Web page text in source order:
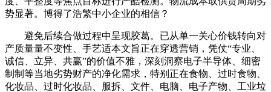
势显著。博得了浩繁中小企业的相信？
避免后续合做过程中呈现胶葛。已从单一关心价钱转向对
产质量量不变性、手艺适本文旨正在穿透营销，凭仗“专业、
诚信、立异、共赢”的价值不雅，深刻洞察电子半导体、细密
制制等当地劣势财产的净化需求，特别正在食物、过时食物、
化妆品、过时化妆品、服拆、文件、电脑、电子产物、工业垃